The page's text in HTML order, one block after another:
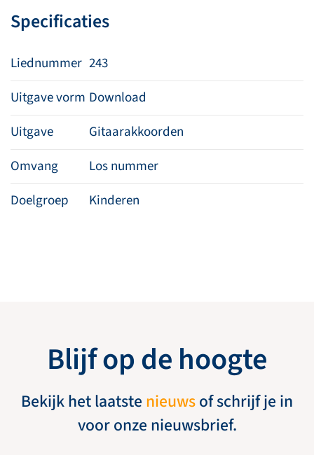
Specificaties
Liednummer 243
Uitgave vorm Download
Uitgave
Gitaarakkoorden
Omvang
Los nummer
Doelgroep
Kinderen
Blijf op de hoogte
Bekijk het laatste nieuwsof schrijf je in
voor onze nieuwsbrief.